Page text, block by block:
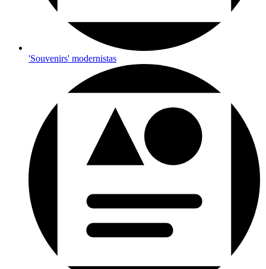
'Souvenirs' modernistas